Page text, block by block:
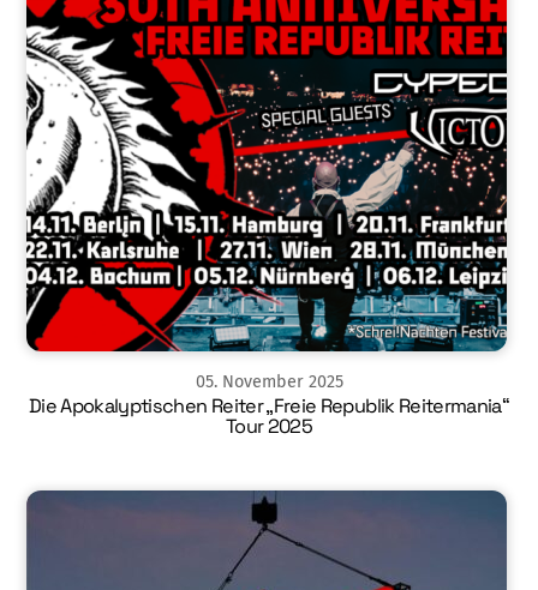
05. November 2025
Die Apokalyptischen Reiter „Freie Republik Reitermania“
Tour 2025